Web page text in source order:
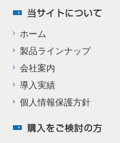
ホーム
製品ラインナップ
会社案内
導入実績
個人情報保護方針